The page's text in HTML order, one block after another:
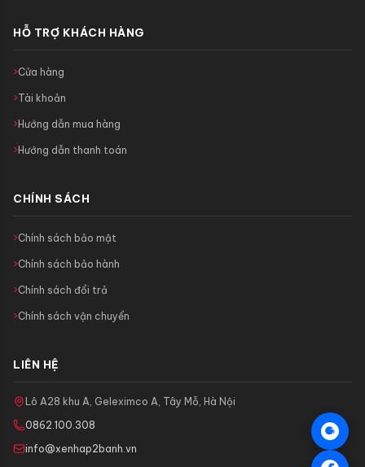
HỖ TRỢ KHÁCH HÀNG
Cửa hàng
Tài khoản
Hướng dẫn mua hàng
Hướng dẫn thanh toán
CHÍNH SÁCH
Chính sách bảo mật
Chính sách bảo hành
Chính sách đổi trả
Chính sách vận chuyển
LIÊN HỆ
Lô A28 khu A, Geleximco A, Tây Mỗ, Hà Nội
0862.100.308
info@xenhap2banh.vn